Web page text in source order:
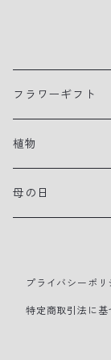
フラワーギフト
アレンジメント
花束
スタンドタイプ装
植物
母の日
プライバシーポリ
特定商取引法に基